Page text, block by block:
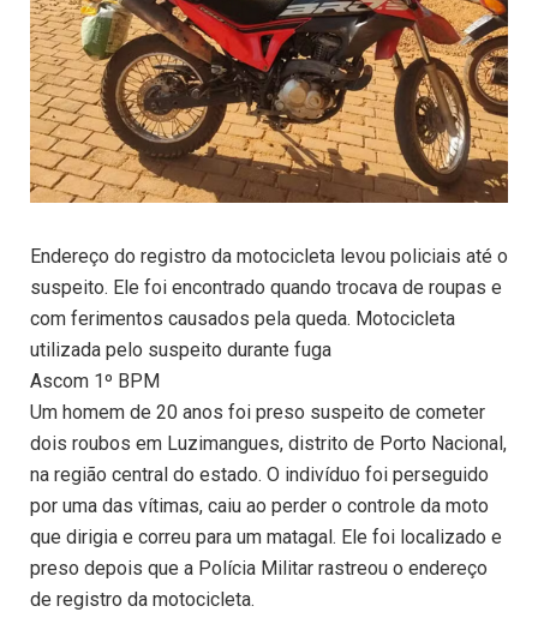
Endereço do registro da motocicleta levou policiais até o
suspeito. Ele foi encontrado quando trocava de roupas e
com ferimentos causados pela queda. Motocicleta
utilizada pelo suspeito durante fuga
Ascom 1º BPM
Um homem de 20 anos foi preso suspeito de cometer
dois roubos em Luzimangues, distrito de Porto Nacional,
na região central do estado. O indivíduo foi perseguido
por uma das vítimas, caiu ao perder o controle da moto
que dirigia e correu para um matagal. Ele foi localizado e
preso depois que a Polícia Militar rastreou o endereço
de registro da motocicleta.